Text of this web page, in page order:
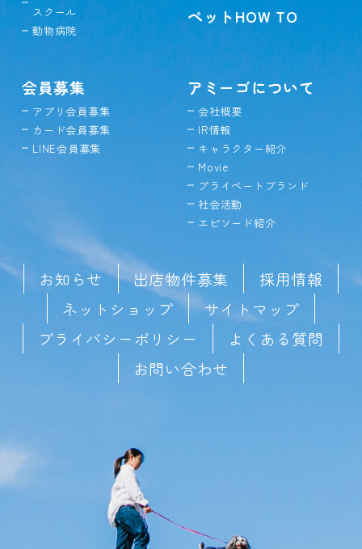
スクール
動物病院
ペットHOW TO
会員募集
アプリ会員募集
カード会員募集
LINE会員募集
アミーゴについて
会社概要
IR情報
キャラクター紹介
Movie
プライベートブランド
社会活動
エピソード紹介
お知らせ 出店物件募集
採用情報
ネットショップ
サイトマップ
プライバシーポリシー
よくある質問
お問い合わせ